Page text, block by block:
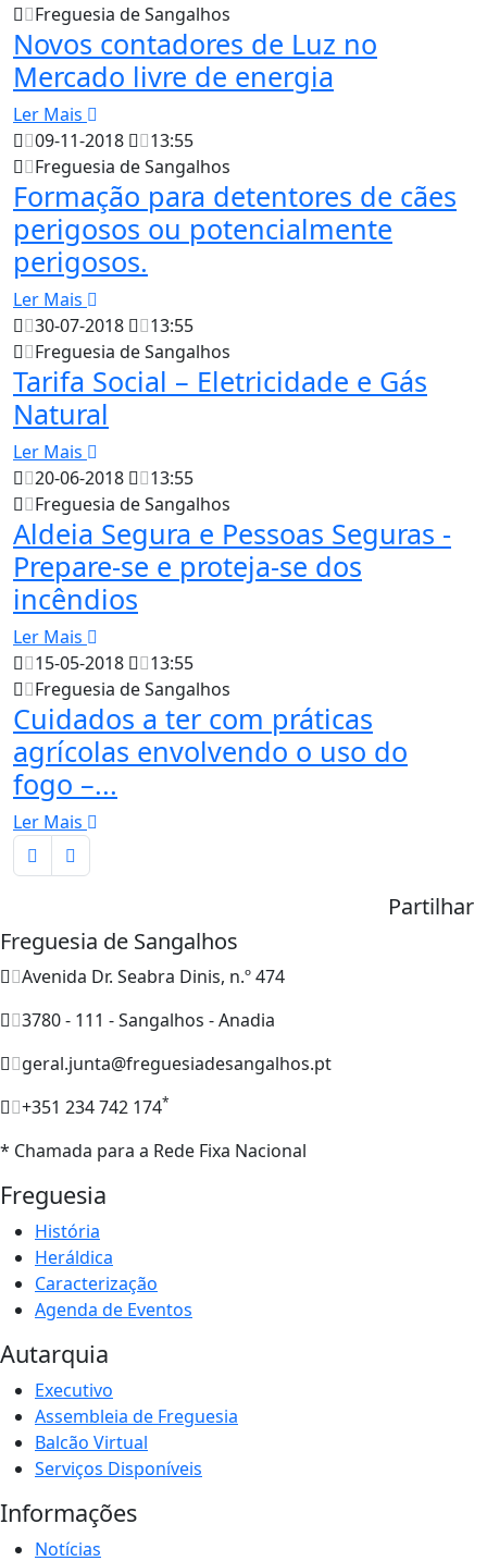
Freguesia de Sangalhos
Novos contadores de Luz no
Mercado livre de energia
Ler Mais
09-11-2018
13:55
Freguesia de Sangalhos
Formação para detentores de cães
perigosos ou potencialmente
perigosos.
Ler Mais
30-07-2018
13:55
Freguesia de Sangalhos
Tarifa Social – Eletricidade e Gás
Natural
Ler Mais
20-06-2018
13:55
Freguesia de Sangalhos
Aldeia Segura e Pessoas Seguras -
Prepare-se e proteja-se dos
incêndios
Ler Mais
15-05-2018
13:55
Freguesia de Sangalhos
Cuidados a ter com práticas
agrícolas envolvendo o uso do
fogo –...
Ler Mais
Partilhar
Freguesia de Sangalhos
Avenida Dr. Seabra Dinis, n.º 474
3780 - 111 - Sangalhos - Anadia
geral.junta@freguesiadesangalhos.pt
+351 234 742 174*
* Chamada para a Rede Fixa Nacional
Freguesia
História
Heráldica
Caracterização
Agenda de Eventos
Autarquia
Executivo
Assembleia de Freguesia
Balcão Virtual
Serviços Disponíveis
Informações
Notícias